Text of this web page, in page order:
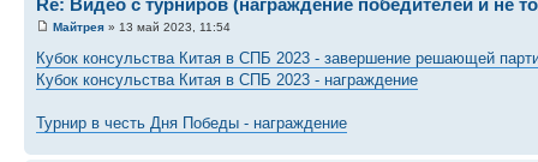
Майтрея » 13 май 2023, 11:54
Кубок консульства Китая в СПБ 2023 - завершение решающей
Кубок консульства Китая в СПБ 2023 - награждение
Турнир в честь Дня Победы - награждение